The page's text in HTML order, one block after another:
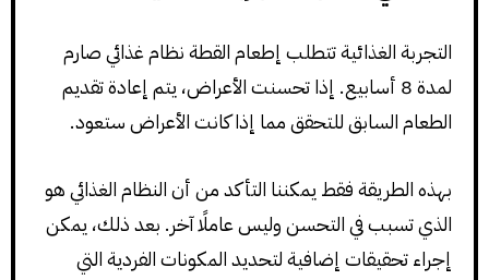
التجربة الغذائية تتطلب إطعام القطة نظام غذائي صارم
لمدة 8 أسابيع. إذا تحسنت الأعراض، يتم إعادة تقديم
الطعام السابق للتحقق مما إذا كانت الأعراض ستعود.
بهذه الطريقة فقط يمكننا التأكد من أن النظام الغذائي هو
الذي تسبب في التحسن وليس عاملًا آخر. بعد ذلك، يمكن
إجراء تحقيقات إضافية لتحديد المكونات الفردية التي